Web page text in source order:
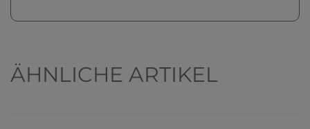
ÄHNLICHE ARTIKEL